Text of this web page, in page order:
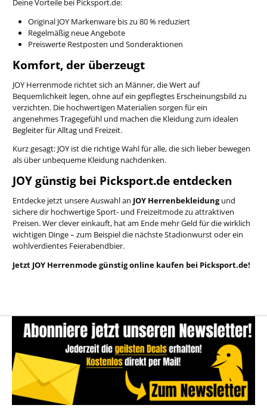
Deine Vorteile bei Picksport.de:
Original JOY Markenware bis zu 80 % reduziert
Regelmäßig neue Angebote
Preiswerte Restposten und Sonderaktionen
Komfort, der überzeugt
JOY Herrenmode richtet sich an Männer, die Wert auf
Bequemlichkeit legen, ohne auf ein gepflegtes Erscheinungsbild zu
verzichten. Die hochwertigen Materialien sorgen für ein
angenehmes Tragegefühl und machen die Kleidung zum idealen
Begleiter für Alltag und Freizeit.
Kurz gesagt: JOY ist die richtige Wahl für alle, die sich lieber bewegen
als über unbequeme Kleidung nachdenken.
JOY günstig bei Picksport.de entdecken
Entdecke jetzt unsere Auswahl an JOY Herrenbekleidungund
sichere dir hochwertige Sport- und Freizeitmode zu attraktiven
Preisen. Wer clever einkauft, hat am Ende mehr Geld für die wirklich
wichtigen Dinge – zum Beispiel die nächste Stadionwurst oder ein
wohlverdientes Feierabendbier.
Jetzt JOY Herrenmode günstig online kaufen bei Picksport.de!